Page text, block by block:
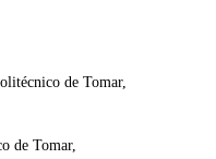
de Tomar,
de Tomar,